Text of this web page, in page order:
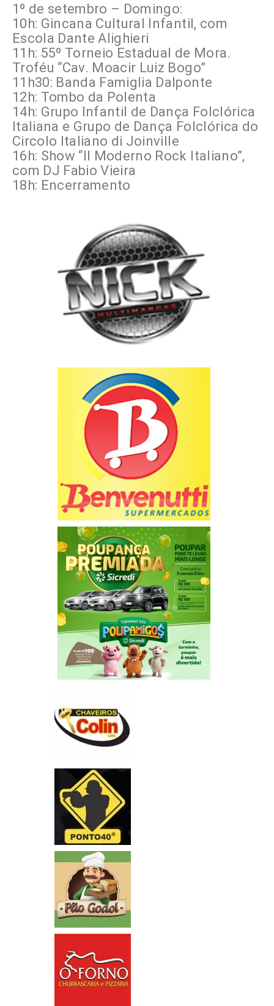
1º de setembro – Domingo:
10h: Gincana Cultural Infantil, com
Escola Dante Alighieri
11h: 55º Torneio Estadual de Mora.
Troféu “Cav. Moacir Luiz Bogo”
11h30: Banda Famiglia Dalponte
12h: Tombo da Polenta
14h: Grupo Infantil de Dança Folclórica
Italiana e Grupo de Dança Folclórica do
Circolo Italiano di Joinville
16h: Show “Il Moderno Rock Italiano”,
com DJ Fabio Vieira
18h: Encerramento